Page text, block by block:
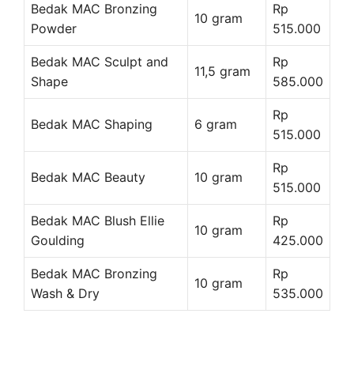
Bedak MAC Bronzing
Powder
10 gram
Rp
515.000
Bedak MAC Sculpt and
Shape
11,5 gram
Rp
585.000
Bedak MAC Shaping 6 gram
Rp
515.000
Bedak MAC Beauty 10 gram
Rp
515.000
Bedak MAC Blush Ellie
Goulding
10 gram
Rp
425.000
Bedak MAC Bronzing
Wash & Dry
10 gram
Rp
535.000